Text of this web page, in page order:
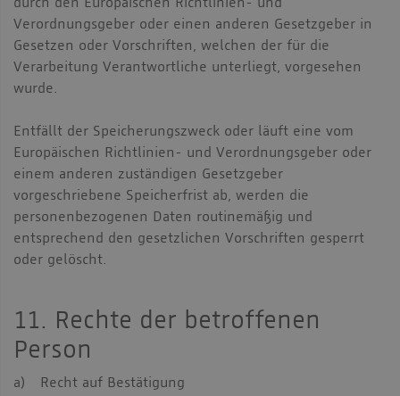
durch den Europäischen Richtlinien- und
Verordnungsgeber oder einen anderen Gesetzgeber in
Gesetzen oder Vorschriften, welchen der für die
Verarbeitung Verantwortliche unterliegt, vorgesehen
wurde.
Entfällt der Speicherungszweck oder läuft eine vom
Europäischen Richtlinien- und Verordnungsgeber oder
einem anderen zuständigen Gesetzgeber
vorgeschriebene Speicherfrist ab, werden die
personenbezogenen Daten routinemäßig und
entsprechend den gesetzlichen Vorschriften gesperrt
oder gelöscht.
11. Rechte der betroffenen
Person
a) Recht auf Bestätigung